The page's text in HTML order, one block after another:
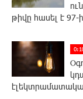
թիվը հասել է 97-ի